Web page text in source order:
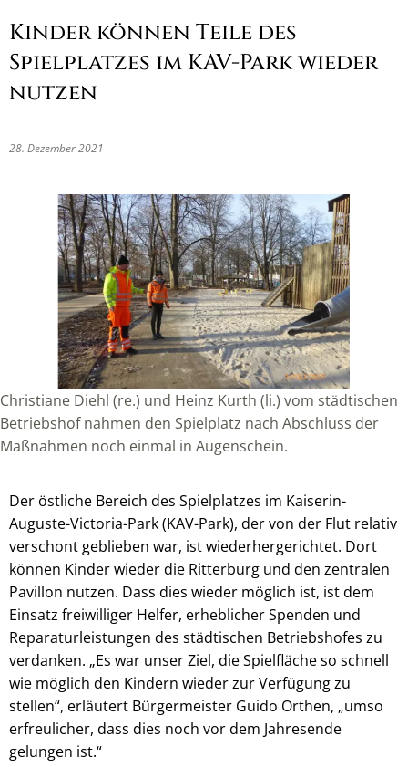
Kinder können Teile des
Spielplatzes im KAV-Park wieder
nutzen
28. Dezember 2021
Christiane Diehl (re.) und Heinz Kurth (li.) vom städtischen
Betriebshof nahmen den Spielplatz nach Abschluss der
Maßnahmen noch einmal in Augenschein.
Der östliche Bereich des Spielplatzes im Kaiserin-
Auguste-Victoria-Park (KAV-Park), der von der Flut relativ
verschont geblieben war, ist wiederhergerichtet. Dort
können Kinder wieder die Ritterburg und den zentralen
Pavillon nutzen. Dass dies wieder möglich ist, ist dem
Einsatz freiwilliger Helfer, erheblicher Spenden und
Reparaturleistungen des städtischen Betriebshofes zu
verdanken. „Es war unser Ziel, die Spielfläche so schnell
wie möglich den Kindern wieder zur Verfügung zu
stellen“, erläutert Bürgermeister Guido Orthen, „umso
erfreulicher, dass dies noch vor dem Jahresende
gelungen ist.“